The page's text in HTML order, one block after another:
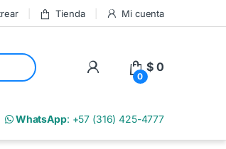
Tienda Mi cuenta
My Account
0
$ 0
WhatsApp: +57 (316) 425-4777